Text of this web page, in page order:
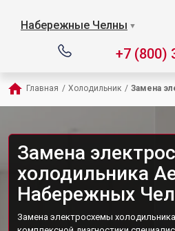
Набережные Челны ▼
+7 (800)
Главная / Холодильник / Замена
Замена
холодильника
Набережных
Замена электросхемы